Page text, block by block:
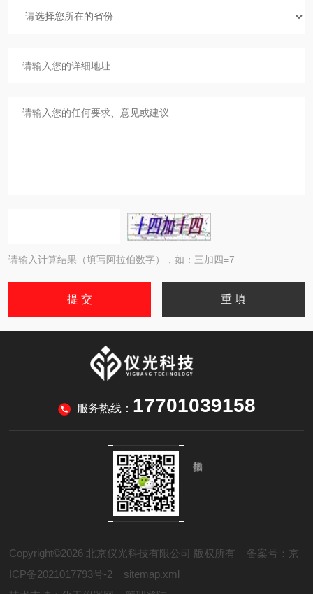
请输入计算结果（填写阿拉伯数字），如：三加四=7
服务热线： 17701039158
Copyright©2026 北京仪光科技有限公司 版权所有 备案号：京
ICP备2021017793号-2
sitemap.xml